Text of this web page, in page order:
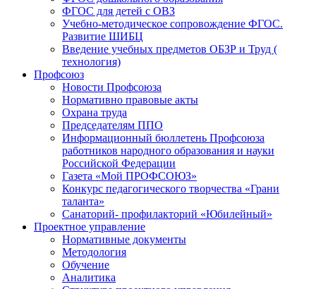
ФГОС для детей с ОВЗ
Учебно-методическое сопровождение ФГОС.
Развитие ШИБЦ
Введение учебных предметов ОБЗР и Труд (
технология)
Профсоюз
Новости Профсоюза
Нормативно правовые акты
Охрана труда
Председателям ППО
Информационный бюллетень Профсоюза
работников народного образования и науки
Российской Федерации
Газета «Мой ПРОФСОЮЗ»
Конкурс педагогического творчества «Грани
таланта»
Санаторий- профилакторий «Юбилейный»
Проектное управление
Нормативные документы
Методология
Обучение
Аналитика